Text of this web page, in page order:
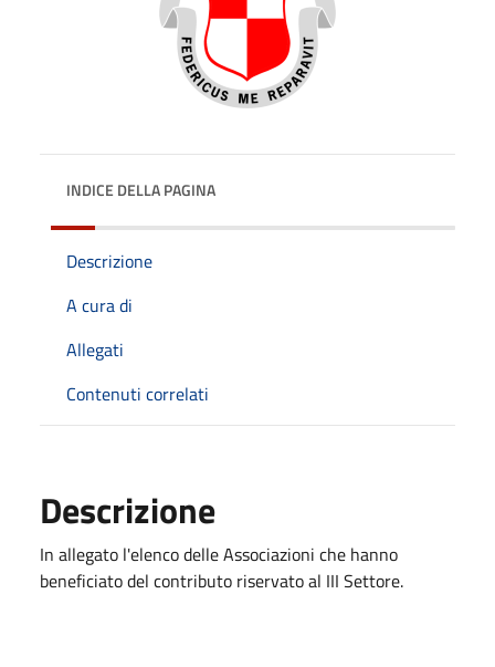
INDICE DELLA PAGINA
Descrizione
A cura di
Allegati
Contenuti correlati
Descrizione
In allegato l'elenco delle Associazioni che hanno
beneficiato del contributo riservato al III Settore.